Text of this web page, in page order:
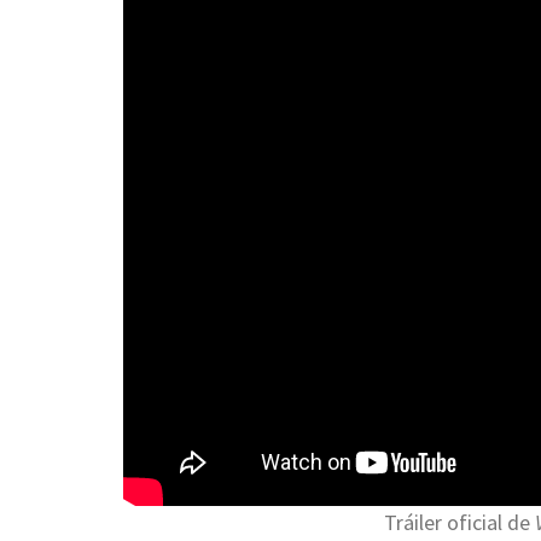
Tráiler oficial de